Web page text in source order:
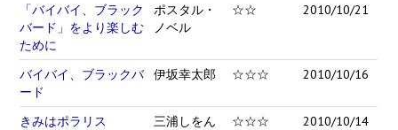
「バイバイ、ブラック
バード」をより楽しむ
ために
ポスタル・
ノベル
☆☆ 2010/10/21
バイバイ、ブラックバ
ード
伊坂幸太郎 ☆☆☆ 2010/10/16
きみはポラリス 三浦しをん ☆☆☆
2010/10/14